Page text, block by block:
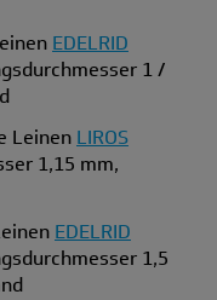
EDELRID
1 /
Leinen LIROS
1,15 mm,
EDELRID
1,5